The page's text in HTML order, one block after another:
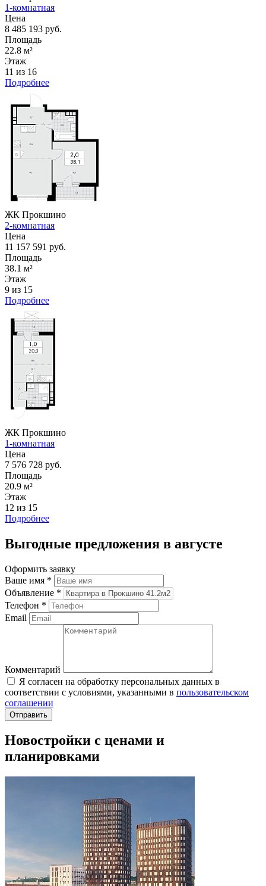
1-комнатная
Цена
8 485 193 руб.
Площадь
22.8 м²
Этаж
11 из 16
Подробнее
ЖК Прокшино
2-комнатная
Цена
11 157 591 руб.
Площадь
38.1 м²
Этаж
9 из 15
Подробнее
ЖК Прокшино
1-комнатная
Цена
7 576 728 руб.
Площадь
20.9 м²
Этаж
12 из 15
Подробнее
Выгодные предложения в августе
Оформить заявку
Ваше имя *
Объявление *
Телефон *
Email
Комментарий
Я согласен на обработку персональных данных в
соответствии с условиями, указанными в пользовательском
соглашении
Новостройки с ценами и
планировками